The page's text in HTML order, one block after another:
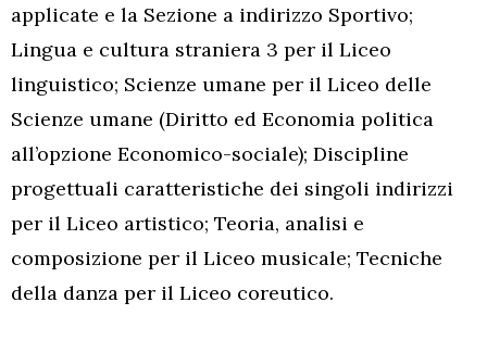
applicate e la Sezione a indirizzo Sportivo;
Lingua e cultura straniera 3 per il Liceo
linguistico; Scienze umane per il Liceo delle
Scienze umane (Diritto ed Economia politica
all’opzione Economico-sociale); Discipline
progettuali caratteristiche dei singoli indirizzi
per il Liceo artistico; Teoria, analisi e
composizione per il Liceo musicale; Tecniche
della danza per il Liceo coreutico.